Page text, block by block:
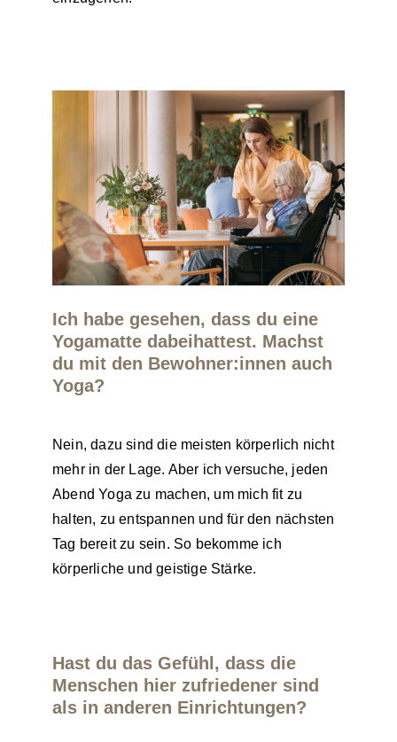
Ich habe gesehen, dass du eine
Yogamatte dabeihattest. Machst
du mit den Bewohner:innen auch
Yoga?
Nein, dazu sind die meisten körperlich nicht
mehr in der Lage. Aber ich versuche, jeden
Abend Yoga zu machen, um mich fit zu
halten, zu entspannen und für den nächsten
Tag bereit zu sein. So bekomme ich
körperliche und geistige Stärke.
Hast du das Gefühl, dass die
Menschen hier zufriedener sind
als in anderen Einrichtungen?